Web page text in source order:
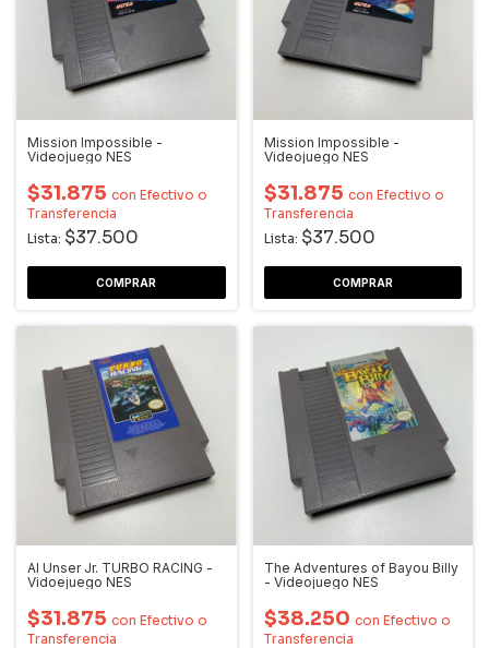
Mission Impossible -
Videojuego NES
$31.875 con Efectivo o
Transferencia
Lista: $37.500
Mission Impossible -
Videojuego NES
$31.875 con Efectivo o
Transferencia
Lista: $37.500
Al Unser Jr. TURBO RACING -
Vidoejuego NES
$31.875 con Efectivo o
Transferencia
The Adventures of Bayou Billy
- Videojuego NES
$38.250 con Efectivo o
Transferencia